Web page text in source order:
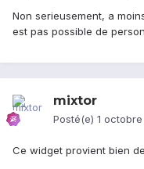
Non serieusement, a
est pas possible de
mixtor
Posté(e) 1 octobre
Ce widget provient bien